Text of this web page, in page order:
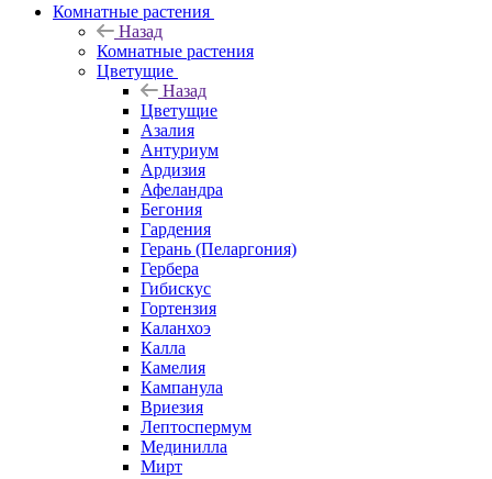
Комнатные растения
Назад
Комнатные растения
Цветущие
Назад
Цветущие
Азалия
Антуриум
Ардизия
Афеландра
Бегония
Гардения
Герань (Пеларгония)
Гербера
Гибискус
Гортензия
Каланхоэ
Калла
Камелия
Кампанула
Вриезия
Лептоспермум
Мединилла
Мирт